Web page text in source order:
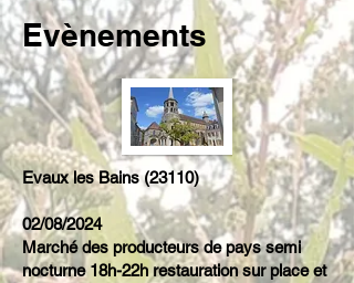
Evènements
Evaux les Bains (23110)
02/08/2024
Marché des producteurs de pays semi
nocturne 18h-22h restauration sur place et